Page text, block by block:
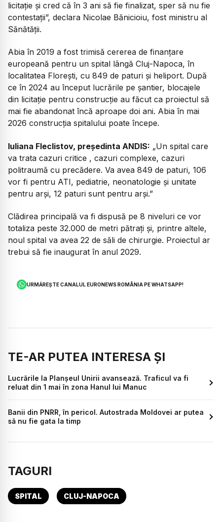
licitaţie şi cred că în 3 ani să fie finalizat, sper să nu fie
contestaţii”, declara Nicolae Bănicioiu, fost ministru al
Sănătății.
Abia în 2019 a fost trimisă cererea de finanțare
europeană pentru un spital lângă Cluj-Napoca, în
localitatea Florești, cu 849 de paturi și heliport. După
ce în 2024 au început lucrările pe șantier, blocajele
din licitație pentru construcție au făcut ca proiectul să
mai fie abandonat încă aproape doi ani. Abia în mai
2026 construcția spitalului poate începe.
Iuliana Fleclistov, președinta ANDIS: „Un spital care
va trata cazuri critice , cazuri complexe, cazuri
politraumă cu precădere. Va avea 849 de paturi, 106
vor fi pentru ATI, pediatrie, neonatologie și unitate
pentru arși, 12 paturi sunt pentru arși.”
Clădirea principală va fi dispusă pe 8 niveluri ce vor
totaliza peste 32.000 de metri pătrați și, printre altele,
noul spital va avea 22 de săli de chirurgie. Proiectul ar
trebui să fie inaugurat în anul 2029.
URMĂREȘTE CANALUL EURONEWS ROMÂNIA PE WHATSAPP!
TE-AR PUTEA INTERESA ȘI
Lucrările la Planșeul Unirii avansează. Traficul va fi
reluat din 1 mai în zona Hanul lui Manuc
Banii din PNRR, în pericol. Autostrada Moldovei ar putea
să nu fie gata la timp
TAGURI
SPITAL CLUJ-NAPOCA